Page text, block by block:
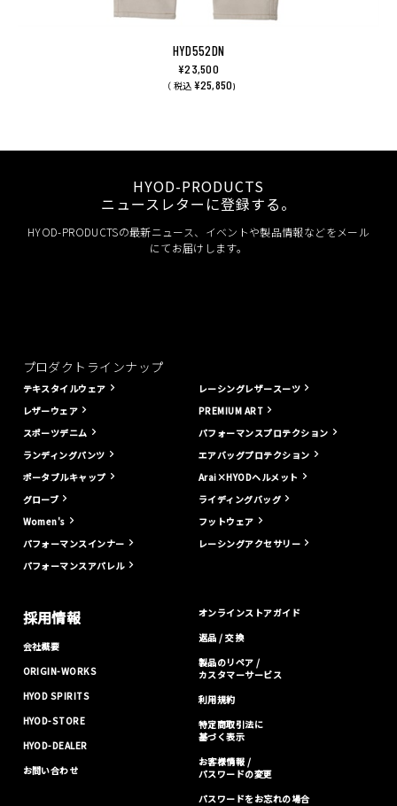
HYD552DN
¥23,500
（ 税込 ¥25,850)
HYOD-PRODUCTS
ニュースレターに登録する。
HYOD-PRODUCTSの最新ニュース、イベントや製品情報などをメール
にてお届けします。
プロダクトラインナップ
テキスタイルウェア
レザーウェア
スポーツデニム
ランディングパンツ
ポータブルキャップ
グローブ
Women's
パフォーマンスインナー
パフォーマンスアパレル
レーシングレザースーツ
PREMIUM ART
パフォーマンスプロテクション
エアバッグプロテクション
Arai×HYODヘルメット
ライディングバッグ
フットウェア
レーシングアクセサリー
採用情報
会社概要
ORIGIN-WORKS
HYOD SPIRITS
HYOD-STORE
HYOD-DEALER
お問い合わせ
オンラインストアガイド
返品 / 交換
製品のリペア /
カスタマーサービス
利用規約
特定商取引法に
基づく表示
お客様情報 /
パスワードの変更
パスワードをお忘れの場合